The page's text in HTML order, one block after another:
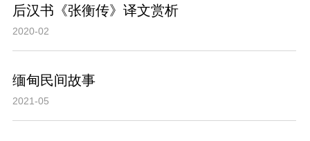
后汉书《张衡传》译文赏析
2020-02
缅甸民间故事
2021-05